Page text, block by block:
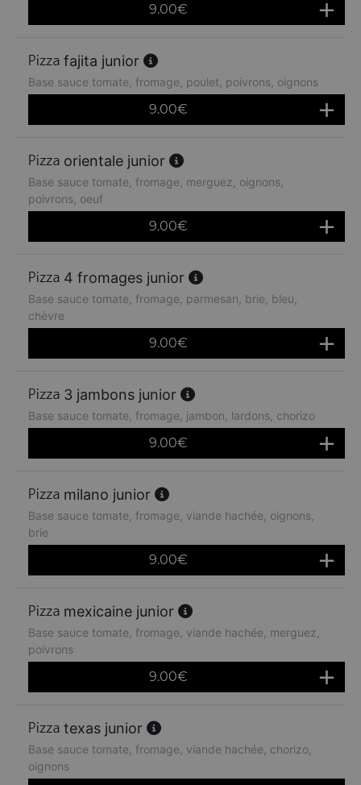
9.00€
fajita junior
Base sauce tomate, fromage, poulet, poivrons, oignons
9.00€
orientale junior
Base sauce tomate, fromage, merguez, oignons,
poivrons, oeuf
9.00€
4 fromages junior
Base sauce tomate, fromage, parmesan, brie, bleu,
chèvre
9.00€
3 jambons junior
Base sauce tomate, fromage, jambon, lardons, chorizo
9.00€
milano junior
Base sauce tomate, fromage, viande hachée, oignons,
brie
9.00€
mexicaine junior
Base sauce tomate, fromage, viande hachée, merguez,
poivrons
9.00€
texas junior
Base sauce tomate, fromage, viande hachée, chorizo,
oignons